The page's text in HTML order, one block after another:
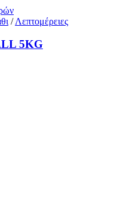
/ Λεπτομέρειες
5KG